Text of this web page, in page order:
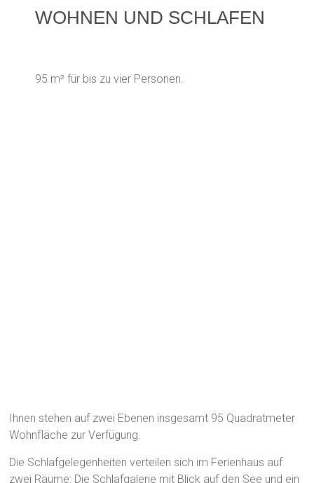
WOHNEN UND SCHLAFEN
95 m² für bis zu vier Personen.
Ihnen stehen auf zwei Ebenen insgesamt 95 Quadratmeter
Wohnfläche zur Verfügung.
Die Schlafgelegenheiten verteilen sich im Ferienhaus auf
zwei Räume: Die Schlafgalerie mit Blick auf den See und ein